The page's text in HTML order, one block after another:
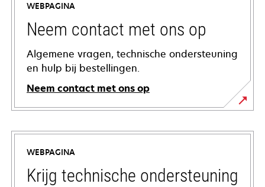
WEBPAGINA
Neem contact met ons op
Algemene vragen, technische ondersteuning
en hulp bij bestellingen.
Neem contact met ons op
WEBPAGINA
Krijg technische ondersteuning